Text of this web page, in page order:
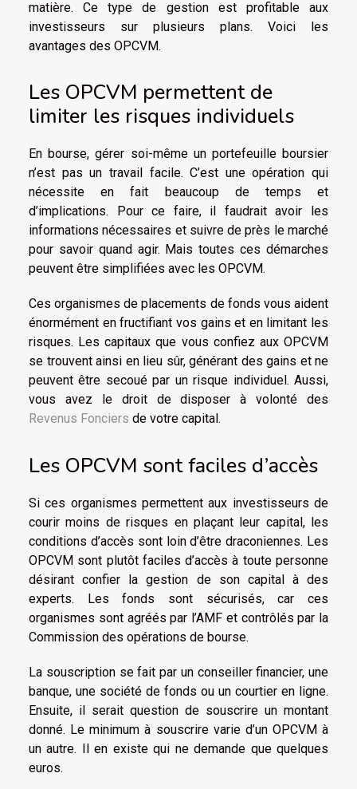
matière. Ce type de gestion est profitable aux
investisseurs sur plusieurs plans. Voici les
avantages des OPCVM.
Les OPCVM permettent de
limiter les risques individuels
En bourse, gérer soi-même un portefeuille boursier
n’est pas un travail facile. C’est une opération qui
nécessite en fait beaucoup de temps et
d’implications. Pour ce faire, il faudrait avoir les
informations nécessaires et suivre de près le marché
pour savoir quand agir. Mais toutes ces démarches
peuvent être simplifiées avec les OPCVM.
Ces organismes de placements de fonds vous aident
énormément en fructifiant vos gains et en limitant les
risques. Les capitaux que vous confiez aux OPCVM
se trouvent ainsi en lieu sûr, générant des gains et ne
peuvent être secoué par un risque individuel. Aussi,
vous avez le droit de disposer à volonté des
Revenus Fonciers de votre capital.
Les OPCVM sont faciles d’accès
Si ces organismes permettent aux investisseurs de
courir moins de risques en plaçant leur capital, les
conditions d’accès sont loin d’être draconiennes. Les
OPCVM sont plutôt faciles d’accès à toute personne
désirant confier la gestion de son capital à des
experts. Les fonds sont sécurisés, car ces
organismes sont agréés par l’AMF et contrôlés par la
Commission des opérations de bourse.
La souscription se fait par un conseiller financier, une
banque, une société de fonds ou un courtier en ligne.
Ensuite, il serait question de souscrire un montant
donné. Le minimum à souscrire varie d’un OPCVM à
un autre. Il en existe qui ne demande que quelques
euros.